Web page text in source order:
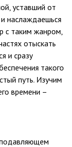
уставший от
наслаждаешься
с таким жанром,
отыскать
и сразу
такого
путь. Изучим
времени –